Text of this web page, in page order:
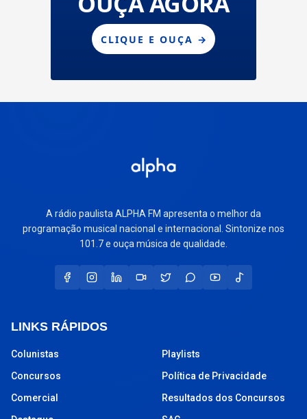
A rádio paulista ALPHA FM apresenta o melhor da
programação musical nacional e internacional. Sintonize nos
101.7 e ouça música de qualidade.
LINKS RÁPIDOS
Colunistas
Concursos
Comercial
Playlists
Política de Privacidade
Resultados dos Concursos